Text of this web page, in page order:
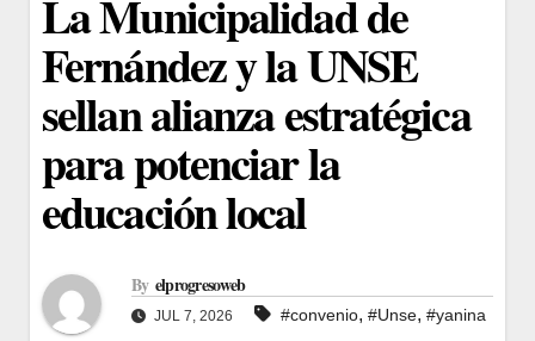
La Municipalidad de
Fernández y la UNSE
sellan alianza estratégica
para potenciar la
educación local
By elprogresoweb
JUL 7, 2026 #convenio, #Unse, #yanina